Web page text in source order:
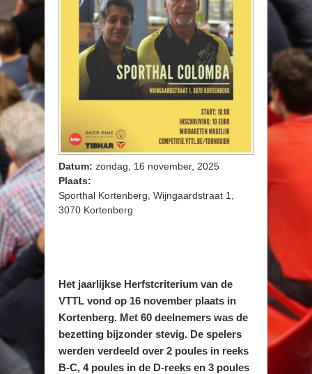
Datum: zondag, 16 november, 2025
Plaats:
Sporthal Kortenberg, Wijngaardstraat 1,
3070 Kortenberg
Het jaarlijkse Herfstcriterium van de
VTTL vond op 16 november plaats in
Kortenberg. Met 60 deelnemers was de
bezetting bijzonder stevig. De spelers
werden verdeeld over 2 poules in reeks
B-C, 4 poules in de D-reeks en 3 poules